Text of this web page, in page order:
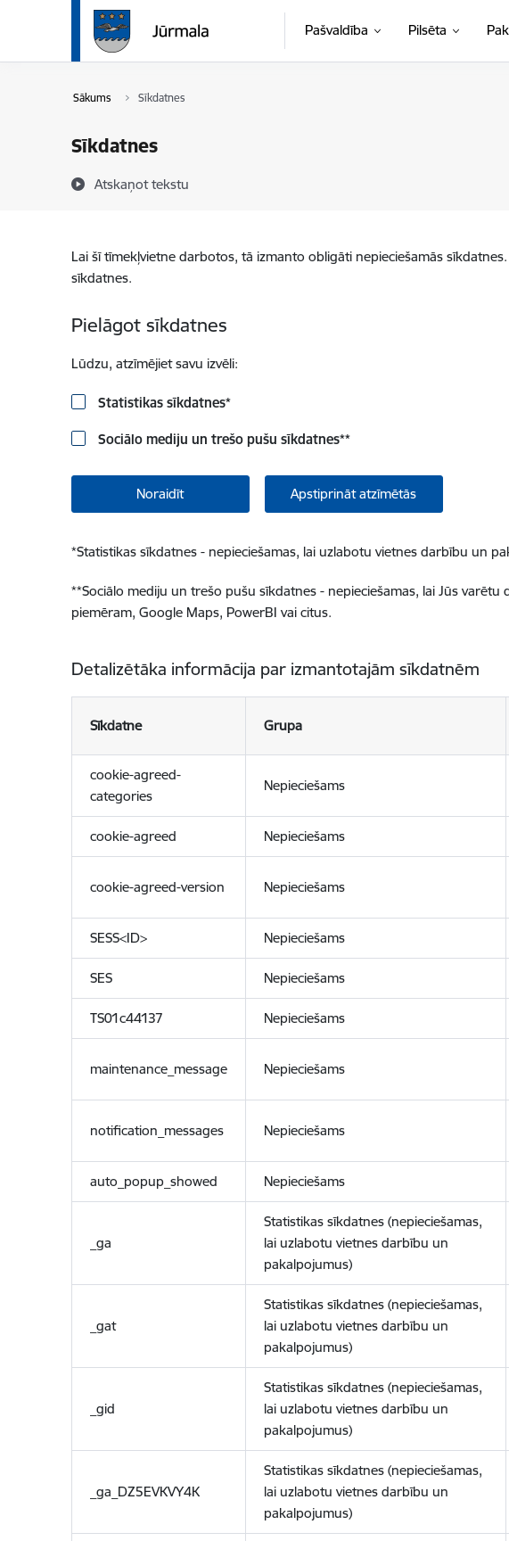
Pāriet uz lapas saturu
Pašvaldība Pilsēta
Sākums Sīkdatnes
Sīkdatnes
Atskaņot tekstu
Lai šī tīmekļvietne darbotos, tā izmanto obligāti nepieciešamās
sīkdatnes.
Pielāgot sīkdatnes
Lūdzu, atzīmējiet savu izvēli:
Statistikas sīkdatnes*
Sociālo mediju un trešo pušu sīkdatnes**
Noraidīt Apstiprināt atzīmētās
*Statistikas sīkdatnes - nepieciešamas, lai uzlabotu vietnes darbību un
**Sociālo mediju un trešo pušu sīkdatnes - nepieciešamas, lai Jūs
piemēram, Google Maps, PowerBI vai citus.
Detalizētāka informācija par izmantotajām sīkdatnēm
Sīkdatne Grupa
cookie-agreed-
categories
Nepieciešams
cookie-agreed Nepieciešams
cookie-agreed-version Nepieciešams
SESS<ID> Nepieciešams
SES Nepieciešams
TS01c44137 Nepieciešams
maintenance_message Nepieciešams
notification_messages Nepieciešams
auto_popup_showed Nepieciešams
_ga
Statistikas sīkdatnes (nepieciešamas,
lai uzlabotu vietnes darbību un
pakalpojumus)
_gat
Statistikas sīkdatnes (nepieciešamas,
lai uzlabotu vietnes darbību un
pakalpojumus)
_gid
Statistikas sīkdatnes (nepieciešamas,
lai uzlabotu vietnes darbību un
pakalpojumus)
_ga_DZ5EVKVY4K
Statistikas sīkdatnes (nepieciešamas,
lai uzlabotu vietnes darbību un
pakalpojumus)